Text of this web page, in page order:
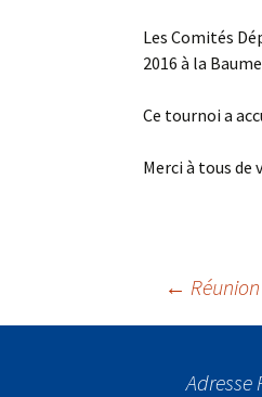
Les Comités
2016 à la
Ce tournoi a
Merci à tous
←
Adresse